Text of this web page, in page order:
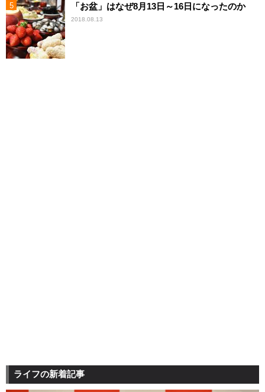
「お盆」はなぜ8月13日～16日になったのか
2018.08.13
ライフの新着記事